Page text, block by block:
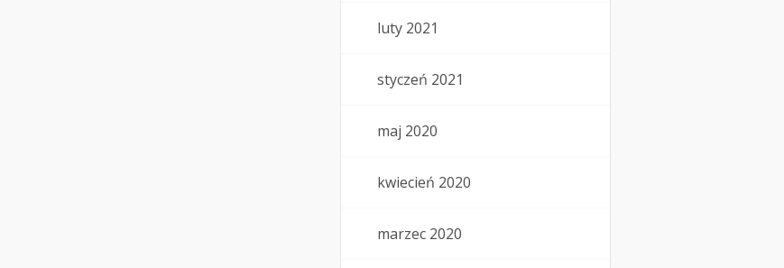
luty 2021
styczeń 2021
maj 2020
kwiecień 2020
marzec 2020